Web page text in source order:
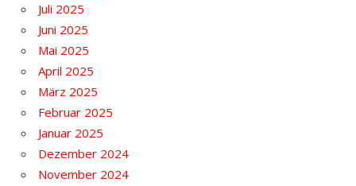
Juli 2025
Juni 2025
Mai 2025
April 2025
März 2025
Februar 2025
Januar 2025
Dezember 2024
November 2024